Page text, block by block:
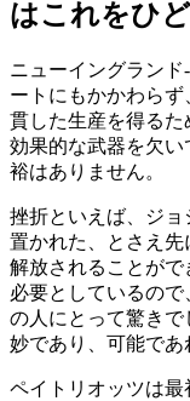
はこれをひ
ニューイングラン
ートにもかかわら
貫した生産を得る
効果的な武器を欠
裕はありません。
挫折といえば、ジ
置かれた、とさえ
解放されることが
必要としているの
の人にとって驚き
妙であり、可能であ
ペイトリオッツは